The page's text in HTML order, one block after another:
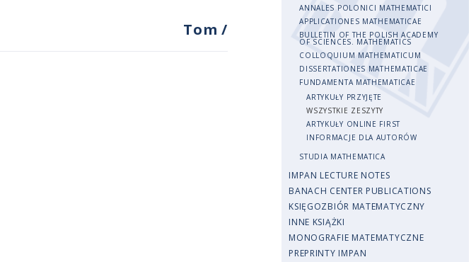
Tom/
ANNALES POLONICI MATHEMATICI
APPLICATIONES MATHEMATICAE
BULLETIN OF THE POLISH ACADEMY
OF SCIENCES. MATHEMATICS
COLLOQUIUM MATHEMATICUM
DISSERTATIONES MATHEMATICAE
FUNDAMENTA MATHEMATICAE
ARTYKUŁY PRZYJĘTE
WSZYSTKIE ZESZYTY
ARTYKUŁY ONLINE FIRST
INFORMACJE DLA AUTORÓW
STUDIA MATHEMATICA
IMPAN LECTURE NOTES
BANACH CENTER PUBLICATIONS
KSIĘGOZBIÓR MATEMATYCZNY
INNE KSIĄŻKI
MONOGRAFIE MATEMATYCZNE
PREPRINTY IMPAN